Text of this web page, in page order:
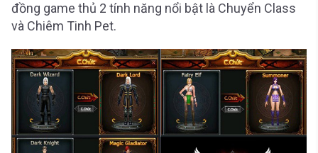
đồng game thủ 2 tính năng nổi bật là Chuyển Class
và Chiêm Tinh Pet.